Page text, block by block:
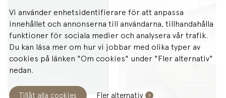
Vi använder enhetsidentifierare för att anpassa
innehållet och annonserna till användarna, tillhandahålla
funktioner för sociala medier och analysera vår trafik.
Du kan läsa mer om hur vi jobbar med olika typer av
cookies på länken "Om cookies" under "Fler alternativ"
nedan.
Tillåt alla cookies Fler alternativ